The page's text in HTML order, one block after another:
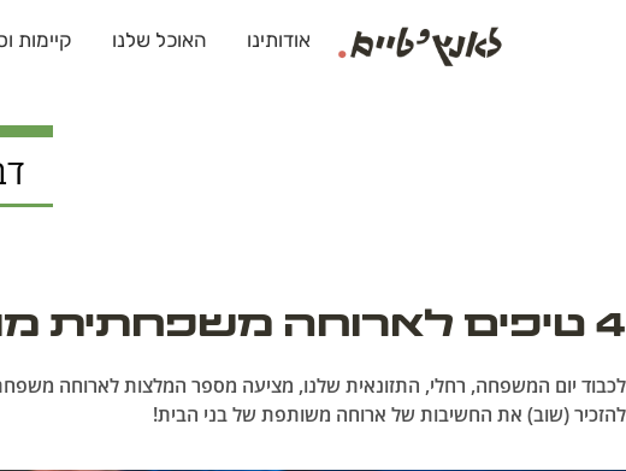
אודותינו האוכל שלנו קיימות
4 טיפים לארוחה משפחתית מושלמת
לכבוד יום המשפחה, רחלי, התזונאית שלנו, מציעה מספר המלצות לארוחה
להזכיר (שוב) את החשיבות של ארוחה משותפת של בני הבית!